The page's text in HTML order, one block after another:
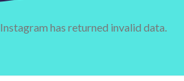
Instagram has returned invalid data.